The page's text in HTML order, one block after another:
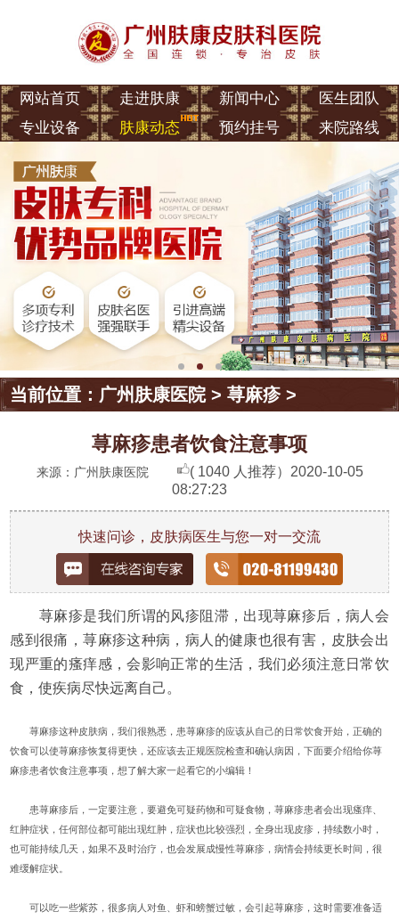
网站首页 走进肤康 新闻中心
医生团队
专业设备
肤康动态 预约挂号 来院路线
当前位置： 广州肤康医院>荨麻疹>
荨麻疹患者饮食注意事项
来源：广州肤康医院 ( 1040 人推荐） 2020-10-05
08:27:23
快速问诊，皮肤病医生与您一对一交流
荨麻疹是我们所谓的风疹阻滞，出现荨麻疹后，病人会
感到很痛，荨麻疹这种病，病人的健康也很有害，皮肤会出
现严重的瘙痒感，会影响正常的生活，我们必须注意日常饮
食，使疾病尽快远离自己。
荨麻疹这种皮肤病，我们很熟悉，患荨麻疹的应该从自己的日常饮食开始，正确的
饮食可以使荨麻疹恢复得更快，还应该去正规医院检查和确认病因，下面要介绍给你荨
麻疹患者饮食注意事项，想了解大家一起看它的小编辑！
患荨麻疹后，一定要注意，要避免可疑药物和可疑食物，荨麻疹患者会出现瘙痒、
红肿症状，任何部位都可能出现红肿，症状也比较强烈，全身出现皮疹，持续数小时，
也可能持续几天，如果不及时治疗，也会发展成慢性荨麻疹，病情会持续更长时间，很
难缓解症状。
可以吃一些紫苏，很多病人对鱼、虾和螃蟹过敏，会引起荨麻疹，这时需要准备适